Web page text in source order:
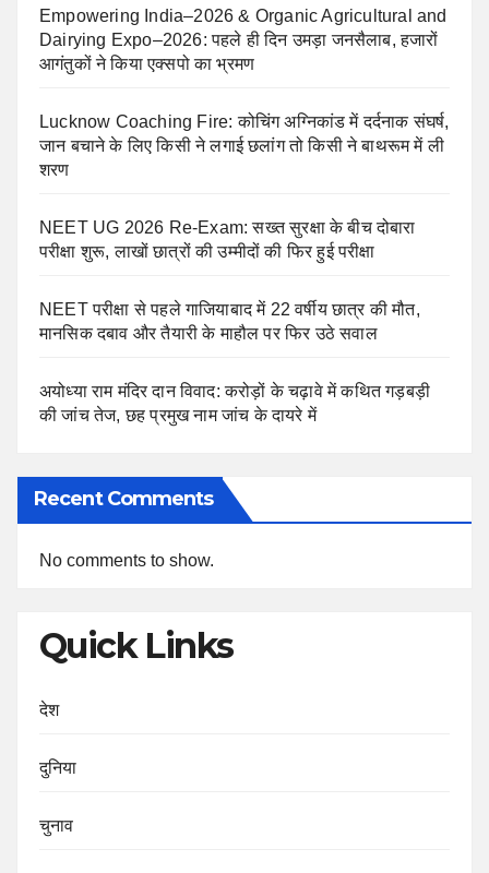
Empowering India–2026 & Organic Agricultural and
Dairying Expo–2026: पहले ही दिन उमड़ा जनसैलाब, हजारों
आगंतुकों ने किया एक्सपो का भ्रमण
Lucknow Coaching Fire: कोचिंग अग्निकांड में दर्दनाक संघर्ष,
जान बचाने के लिए किसी ने लगाई छलांग तो किसी ने बाथरूम में ली
शरण
NEET UG 2026 Re-Exam: सख्त सुरक्षा के बीच दोबारा
परीक्षा शुरू, लाखों छात्रों की उम्मीदों की फिर हुई परीक्षा
NEET परीक्षा से पहले गाजियाबाद में 22 वर्षीय छात्र की मौत,
मानसिक दबाव और तैयारी के माहौल पर फिर उठे सवाल
अयोध्या राम मंदिर दान विवाद: करोड़ों के चढ़ावे में कथित गड़बड़ी
की जांच तेज, छह प्रमुख नाम जांच के दायरे में
Recent Comments
No comments to show.
Quick Links
देश
दुनिया
चुनाव